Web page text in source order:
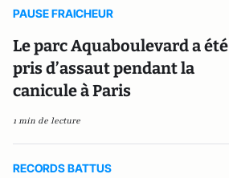
PAUSE FRAICHEUR
Le parc Aquaboulevard a été
pris d’assaut pendant la
canicule à Paris
1 min de lecture
RECORDS BATTUS